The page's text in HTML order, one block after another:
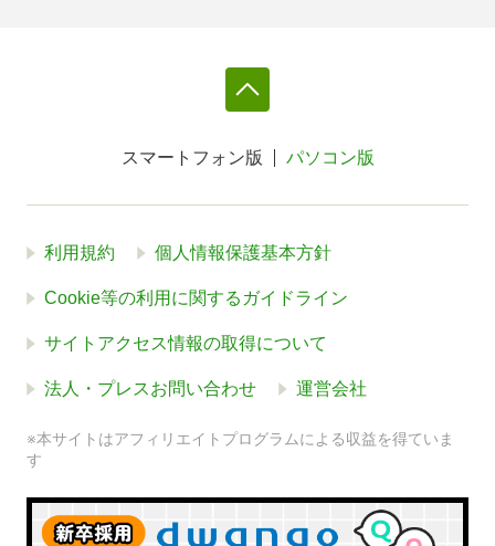
スマートフォン版 パソコン版
利用規約 個人情報保護基本方針
Cookie等の利用に関するガイドライン
サイトアクセス情報の取得について
法人・プレスお問い合わせ 運営会社
※本サイトはアフィリエイトプログラムによる収益を得ていま
す